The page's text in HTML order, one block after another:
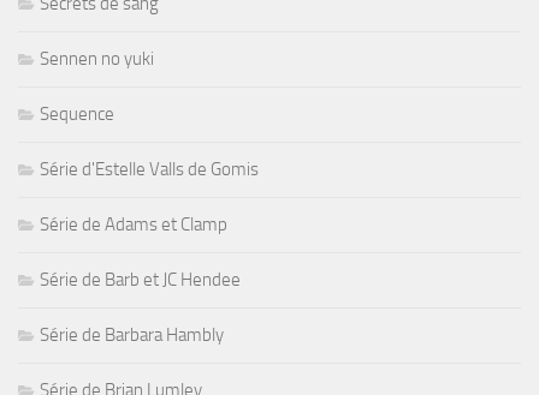
Sennen no yuki
Sequence
Série d'Estelle Valls de Gomis
Série de Adams et Clamp
Série de Barb et JC Hendee
Série de Barbara Hambly
Série de Brian Lumley